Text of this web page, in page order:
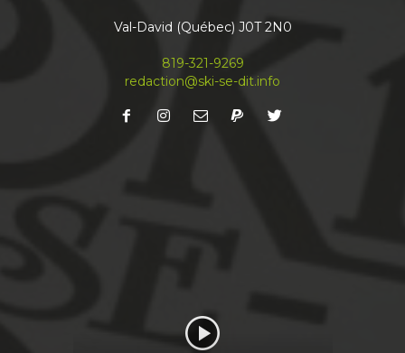
Val-David (Québec) J0T 2N0
819-321-9269
redaction@ski-se-dit.info